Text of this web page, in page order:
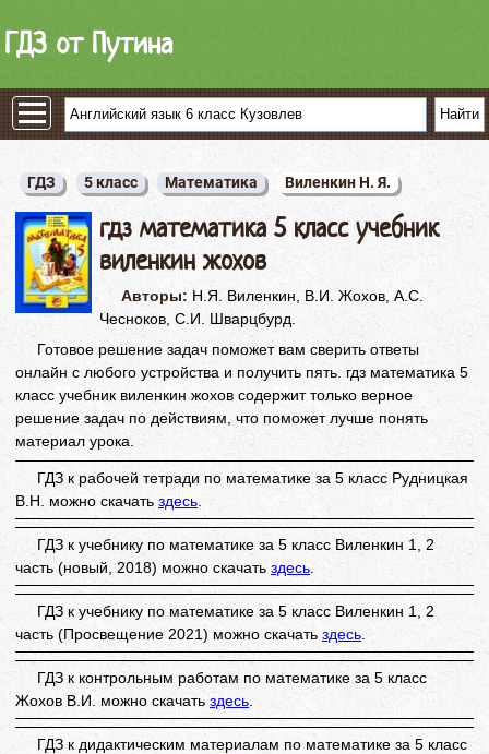
ГДЗ от Путина
ГДЗ 5 класс Математика Виленкин Н. Я.
гдз математика 5 класс учебник
виленкин жохов
Авторы: Н.Я. Виленкин, В.И. Жохов, А.С.
Чесноков, С.И. Шварцбурд.
Готовое решение задач поможет вам сверить ответы
онлайн с любого устройства и получить пять. гдз математика 5
класс учебник виленкин жохов содержит только верное
решение задач по действиям, что поможет лучше понять
материал урока.
ГДЗ к рабочей тетради по математике за 5 класс Рудницкая
В.Н. можно скачать здесь
ГДЗ к учебнику по математике за 5 класс Виленкин 1, 2
часть (новый, 2018) можно скачать здесь
ГДЗ к учебнику по математике за 5 класс Виленкин 1, 2
часть (Просвещение 2021) можно скачать здесь
ГДЗ к контрольным работам по математике за 5 класс
Жохов В.И. можно скачать здесь
ГДЗ к дидактическим материалам по математике за 5 класс